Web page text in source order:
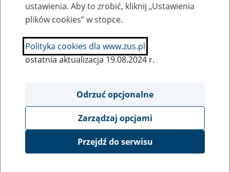
SZUKAJ
Ukryj wszystkie pozycje bazy
Kopernik Park Spółka z o.o. w
ustawienia. Aby to zrobić, kliknij „Ustawienia
plików cookies” w stopce.
Polityka cookies dla www.zus.pl
ostatnia aktualizacja 19.08.2024 r.
Odrzuć opcjonalne
Zarządzaj opcjami
Przejdź do serwisu